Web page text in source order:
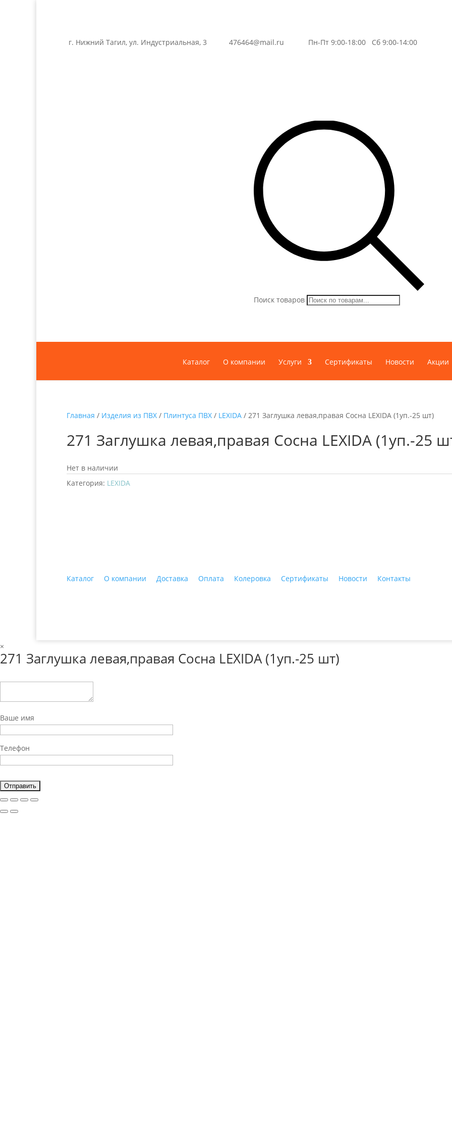
г. Нижний Тагил, ул. Индустриальная, 3 476464@mail.ru Пн-Пт 9:00-18:00 Сб 9:00-14:00
Поиск товаров
Каталог О компании Услуги Сертификаты Новости Акции
Главная / Изделия из ПВХ / Плинтуса ПВХ / LEXIDA / 271 Заглушка левая,правая Сосна LEXIDA (1уп.-25 шт)
271 Заглушка левая,правая Сосна LEXIDA (1уп.-25
Нет в наличии
Категория: LEXIDA
Каталог О компании Доставка Оплата Колеровка Сертификаты Новости Контакты
×
271 Заглушка левая,правая Сосна LEXIDA (1уп.-25 шт)
Ваше имя
Телефон